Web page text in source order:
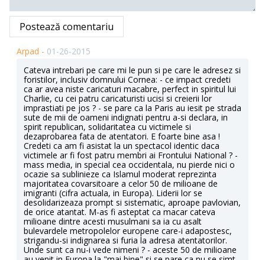
Postează comentariu
Arpad - 01-26-2015
Cateva intrebari pe care mi le pun si pe care le adresez si
foristilor, inclusiv domnului Cornea: - ce impact credeti
ca ar avea niste caricaturi macabre, perfect in spiritul lui
Charlie, cu cei patru caricaturisti ucisi si creierii lor
imprastiati pe jos ? - se pare ca la Paris au iesit pe strada
sute de mii de oameni indignati pentru a-si declara, in
spirit republican, solidaritatea cu victimele si
dezaprobarea fata de atentatori. E foarte bine asa !
Credeti ca am fi asistat la un spectacol identic daca
victimele ar fi fost patru membri ai Frontului National ? -
mass media, in special cea occidentala, nu pierde nici o
ocazie sa sublinieze ca Islamul moderat reprezinta
majoritatea covarsitoare a celor 50 de milioane de
imigranti (cifra actuala, in Europa). Liderii lor se
desolidarizeaza prompt si sistematic, aproape pavlovian,
de orice atantat. M-as fi asteptat ca macar cateva
milioane dintre acesti musulmani sa ia cu asalt
bulevardele metropolelor europene care-i adapostesc,
strigandu-si indignarea si furia la adresa atentatorilor.
Unde sunt ca nu-i vede nimeni ? - aceste 50 de milioane